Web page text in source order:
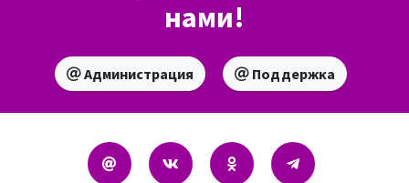
нами!
Администрация Поддержка